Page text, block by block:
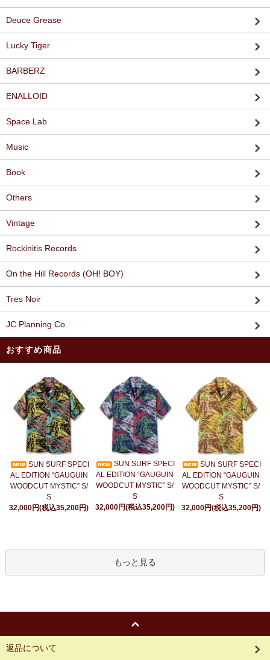
Deuce Grease
Lucky Tiger
BARBERZ
ENALLOID
Space Lab
Music
Book
Others
Vintage
Rockinitis Records
On the Hill Records (OH! BOY)
Tres Noir
JC Planning Co.
おすすめ商品
SUN SURF SPECI
AL EDITION “GAUGUIN
WOODCUT MYSTIC” S/
S
32,000円(税込35,200円)
SUN SURF SPECI
AL EDITION “GAUGUIN
WOODCUT MYSTIC” S/
S
32,000円(税込35,200円)
SUN SURF SPECI
AL EDITION “GAUGUIN
WOODCUT MYSTIC” S/
S
32,000円(税込35,200円)
もっと見る
返品について